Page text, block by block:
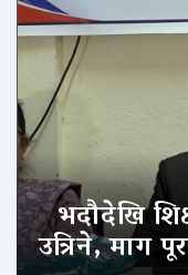
भदौदेखि
उत्रिने, माग